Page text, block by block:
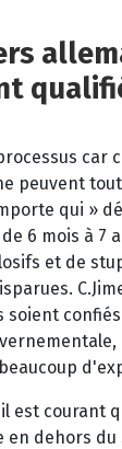
car
peuvent
qui »
6 mois à 7
et de
est courant
en dehors du